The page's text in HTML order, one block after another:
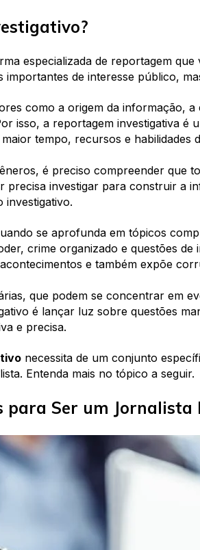
especializada de reportagem que
importantes de interesse público,
como a origem da informação, a
isso, a reportagem investigativa é
tempo, recursos e habilidades
é preciso compreender que
investigar para construir a
investigativo.
se aprofunda em tópicos
crime organizado e questões de
e também expõe
que podem se concentrar em
é lançar luz sobre questões
e precisa.
necessita de um conjunto
Entenda mais no tópico a seguir.
para Ser um